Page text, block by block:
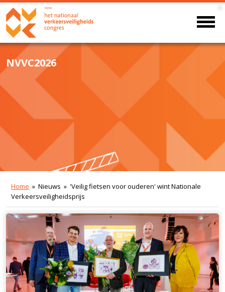
NVVC2026
Home » Nieuws » 'Veilig fietsen voor ouderen' wint Nationale
Verkeersveiligheidsprijs